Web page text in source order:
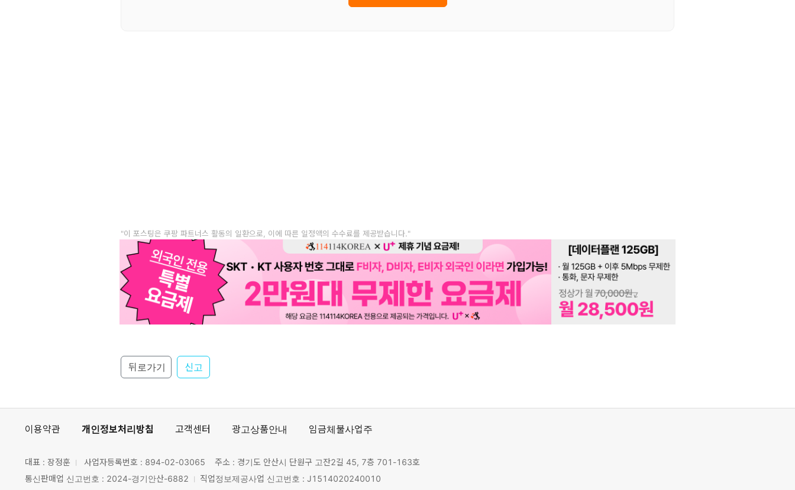
"이 포스팅은 쿠팡 파트너스 활동의 일환으로, 이에 따른 일정액의 수수료를 제공받습니다."
뒤로가기 신고
이용약관 개인정보처리방침 고객센터 광고상품안내 임금체불사업주
대표 : 장정훈 사업자등록번호 : 894-02-03065
주소 : 경기도 안산시 단원구 고잔2길 45, 7층 701-163호
통신판매업 신고번호 : 2024-경기안산-6882
직업정보제공사업 신고번호 : J1514020240010